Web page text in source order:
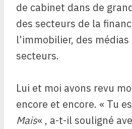
de cabinet dans de
des secteurs de la
l’immobilier, des médias
secteurs.
Lui et moi avons revu
encore et encore. « Tu
Mais« , a-t-il souligné